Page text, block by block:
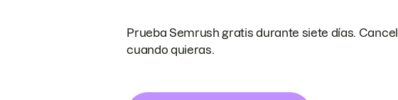
Prueba Semrush gratis durante siete días.
cuando quieras.